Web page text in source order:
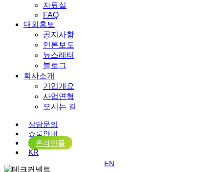
자료실
FAQ
대외홍보
공지사항
언론보도
뉴스레터
블로그
회사소개
기업개요
사업연혁
오시는 길
상담문의
쇼룸안내
온라인몰
KR
EN